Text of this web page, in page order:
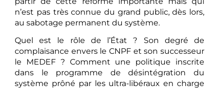
partir de cette réforme importante mais qui
n’est pas très connue du grand public, dès lors,
au sabotage permanent du système.
Quel est le rôle de l’État ? Son degré de
complaisance envers le CNPF et son successeur
le MEDEF ? Comment une politique inscrite
dans le programme de désintégration du